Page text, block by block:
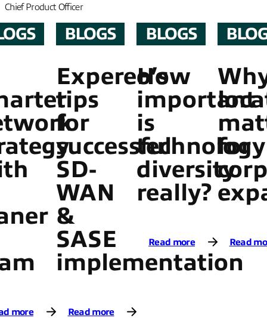
Chief Product Officer
more
BLOGS
Expereo’s
tips
for
successful
SD-
WAN
&
SASE
implementation
Read more
BLOGS
How
important
is
technology
diversity
really?
Read more
for
Read